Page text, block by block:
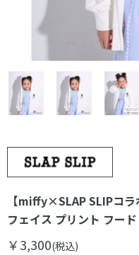
【miffy×SLAP SLIPコ
フェイス プリント フー
￥3,300(税込)